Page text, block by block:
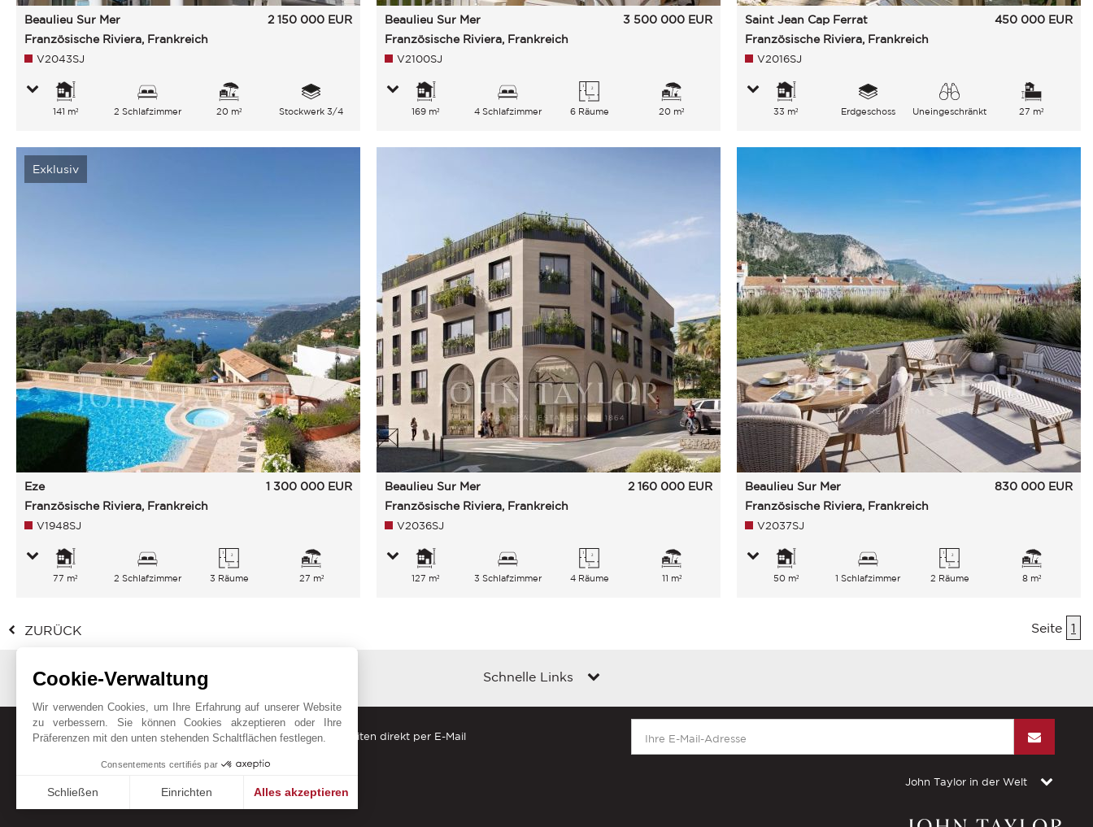
Beaulieu Sur Mer
Französische Riviera, Frankreich
2 150 000 EUR
V2043SJ
141 m² 2 Schlafzimmer 20 m² Stockwerk 3/4
Beaulieu Sur Mer
Französische Riviera, Frankreich
3 500 000 EUR
V2100SJ
169 m² 4 Schlafzimmer 6 Räume 20 m²
Saint Jean Cap Ferrat
Französische Riviera, Frankreich
450 000 EUR
V2016SJ
33 m² Erdgeschoss
Uneingeschränkt
27 m²
Exklusiv
Eze
Französische Riviera, Frankreich
1 300 000 EUR
V1948SJ
77 m² 2 Schlafzimmer 3 Räume 27 m²
Beaulieu Sur Mer
Französische Riviera, Frankreich
2 160 000 EUR
V2036SJ
127 m² 3 Schlafzimmer 4 Räume 11 m²
Beaulieu Sur Mer
Französische Riviera, Frankreich
830 000 EUR
V2037SJ
50 m² 1 Schlafzimmer 2 Räume 8 m²
ZURÜCK Seite 1
Schnelle Links
Erhalten Sie unsere aktuellen Angebote, Trends und Neuigkeiten direkt per E-Mail
John Taylor in der Welt
Cookie-Verwaltung
Wir verwenden Cookies, um Ihre Erfahrung auf unserer Website
zu verbessern. Sie können Cookies akzeptieren oder Ihre
Präferenzen mit den unten stehenden Schaltflächen festlegen.
Consentements certifiés par
Schließen Einrichten Alles akzeptieren